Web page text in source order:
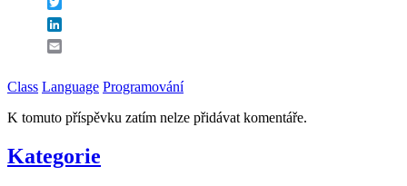
Class Language Programování
K tomuto příspěvku zatím nelze přidávat komentáře.
Kategorie